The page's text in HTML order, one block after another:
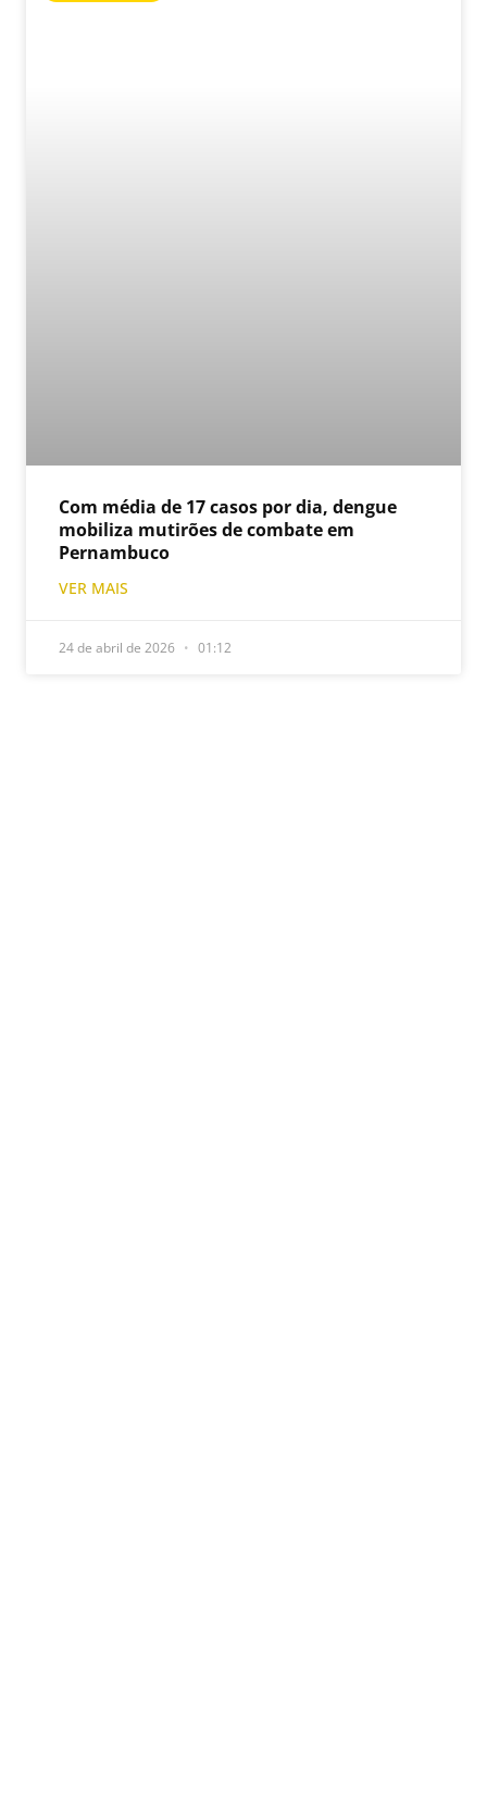
Com média de 17 casos por dia, dengue
mobiliza mutirões de combate em
Pernambuco
VER MAIS
24 de abril de 2026 01:12